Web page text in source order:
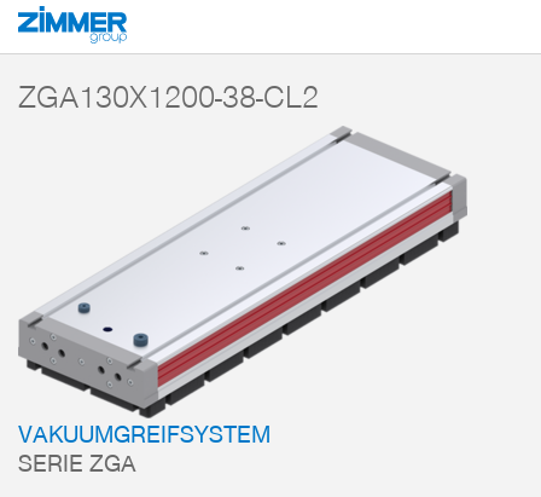
Start Produkte
ZGA130X1200-38-CL2
VAKUUMGREIFSYSTEM
SERIE ZGA